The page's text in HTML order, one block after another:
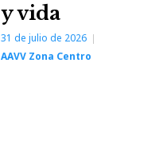
y vida
31 de julio de 2026
AAVV Zona Centro